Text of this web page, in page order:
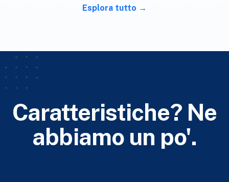
Esplora tutto
Caratteristiche? Ne
abbiamo un po'.